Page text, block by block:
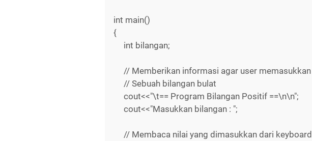
int main()
{
int bilangan;
// Memberikan informasi agar user memasukkan
// Sebuah bilangan bulat
cout<<"\t== Program Bilangan Positif ==\n\n";
cout<<"Masukkan bilangan : ";
// Membaca nilai yang dimasukkan dari keyboard